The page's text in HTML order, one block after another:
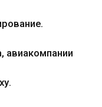
авиакомпании